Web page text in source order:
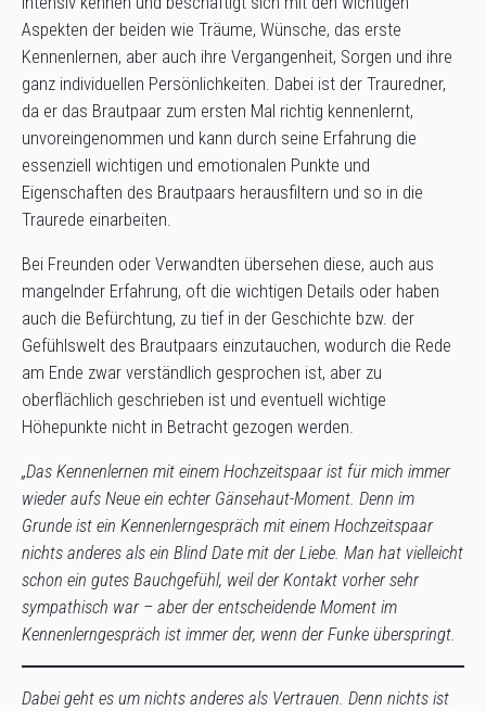
Aspekten der beiden wie Träume, Wünsche, das erste
Kennenlernen, aber auch ihre Vergangenheit, Sorgen und ihre
ganz individuellen Persönlichkeiten. Dabei ist der Trauredner,
da er das Brautpaar zum ersten Mal richtig kennenlernt,
unvoreingenommen und kann durch seine Erfahrung die
essenziell wichtigen und emotionalen Punkte und
Eigenschaften des Brautpaars herausfiltern und so in die
Traurede einarbeiten.
Bei Freunden oder Verwandten übersehen diese, auch aus
mangelnder Erfahrung, oft die wichtigen Details oder haben
auch die Befürchtung, zu tief in der Geschichte bzw. der
Gefühlswelt des Brautpaars einzutauchen, wodurch die Rede
am Ende zwar verständlich gesprochen ist, aber zu
oberflächlich geschrieben ist und eventuell wichtige
Höhepunkte nicht in Betracht gezogen werden.
„Das Kennenlernen mit einem Hochzeitspaar ist für mich immer
wieder aufs Neue ein echter Gänsehaut-Moment. Denn im
Grunde ist ein Kennenlerngespräch mit einem Hochzeitspaar
nichts anderes als ein Blind Date mit der Liebe. Man hat vielleicht
schon ein gutes Bauchgefühl, weil der Kontakt vorher sehr
sympathisch war – aber der entscheidende Moment im
Kennenlerngespräch ist immer der, wenn der Funke überspringt.
Dabei geht es um nichts anderes als Vertrauen. Denn nichts ist